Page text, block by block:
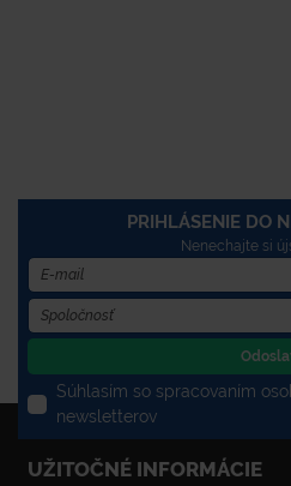
PRIHLÁSENIE DO
Nenechajte si
Súhlasím so spracovaním
newsletterov
UŽITOČNÉ INFORMÁCIE